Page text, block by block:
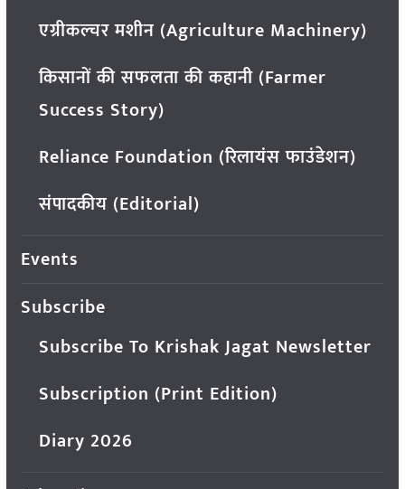
एग्रीकल्चर मशीन (Agriculture Machinery)
किसानों की सफलता की कहानी (Farmer
Success Story)
Reliance Foundation (रिलायंस फाउंडेशन)
संपादकीय (Editorial)
Events
Subscribe
Subscribe To Krishak Jagat Newsletter
Subscription (Print Edition)
Diary 2026